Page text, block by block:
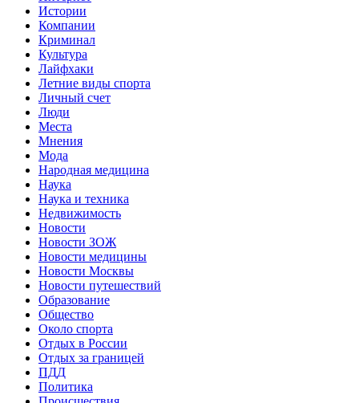
Истории
Компании
Криминал
Культура
Лайфхаки
Летние виды спорта
Личный счет
Люди
Места
Мнения
Мода
Народная медицина
Наука
Наука и техника
Недвижимость
Новости
Новости ЗОЖ
Новости медицины
Новости Москвы
Новости путешествий
Образование
Общество
Около спорта
Отдых в России
Отдых за границей
ПДД
Политика